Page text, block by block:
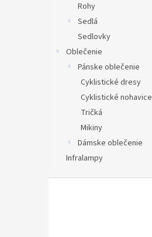
Rohy
Sedlá
Sedlovky
Oblečenie
Pánske oblečenie
Cyklistické dresy
Cyklistické nohavice
Tričká
Mikiny
Dámske oblečenie
Infralampy